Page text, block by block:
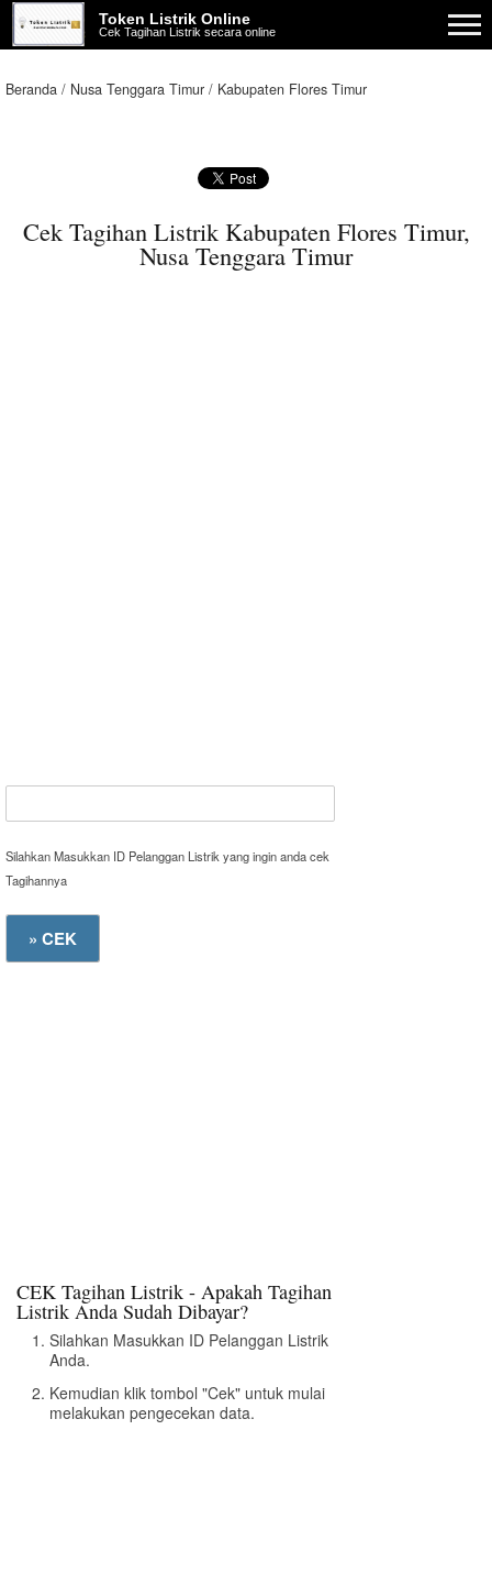
Token Listrik Online
Cek Tagihan Listrik secara online
Beranda Nusa Tenggara Timur Kabupaten Flores Timur
Cek Tagihan Listrik Kabupaten Flores Timur,
Nusa Tenggara Timur
Silahkan Masukkan ID Pelanggan Listrik yang ingin anda cek
Tagihannya
CEK Tagihan Listrik - Apakah Tagihan
Listrik Anda Sudah Dibayar?
Silahkan Masukkan ID Pelanggan Listrik
Anda.
Kemudian klik tombol "Cek" untuk mulai
melakukan pengecekan data.